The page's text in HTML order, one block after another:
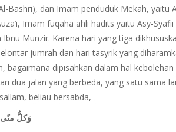
Bashri), dan Imam penduduk Mekah, yaitu
Imam fuqaha ahli hadits yaitu Asy-
Munzir. Karena hari yang tiga
jumrah dan hari tasyrik yang
bagaimana dipisahkan dalam hal
dua jalan yang berbeda, yang satu sama
beliau bersabda,
وَكلُّ منًى